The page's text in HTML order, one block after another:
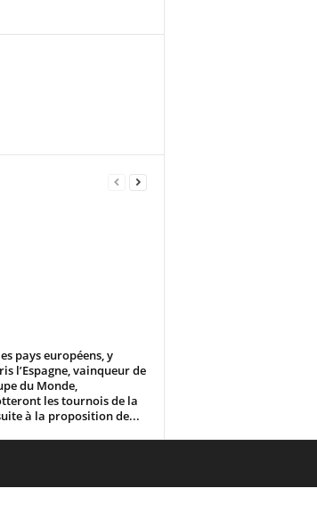
pays européens, y
l’Espagne, vainqueur de
du Monde,
les tournois de la
à la proposition de...